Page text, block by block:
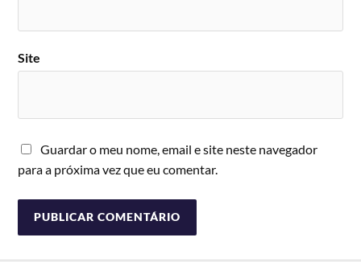
Site
Guardar o meu nome, email e site neste navegador
para a próxima vez que eu comentar.